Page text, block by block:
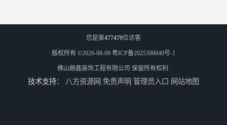
您是第477479位访客
版权所有 ©2026-08-09 粤ICP备2025390040号-1
佛山朗鑫装饰工程有限公司 保留所有权利.
技术支持： 八方资源网 免责声明 管理员入口 网站地图